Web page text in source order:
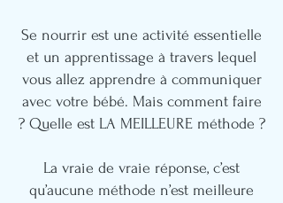
Se nourrir est une activité essentielle
et un apprentissage à travers lequel
vous allez apprendre à communiquer
avec votre bébé. Mais comment faire
? Quelle est LA MEILLEURE méthode ?
La vraie de vraie réponse, c’est
qu’aucune méthode n’est meilleure